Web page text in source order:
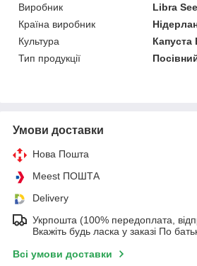
Виробник
Libra
Країна виробник
Культура
Капуста
Тип продукції
Умови доставки
Нова Пошта
Meest ПОШТА
Delivery
Укрпошта (100% передоплата,
Вкажіть будь ласка у заказі По
Всі умови доставки